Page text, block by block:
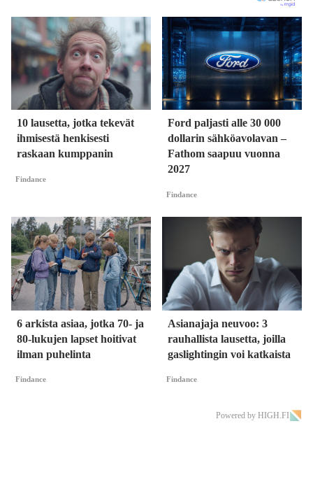
10 lausetta, jotka tekevät
ihmisestä henkisesti
raskaan kumppanin
Findance
Ford paljasti alle 30 000
dollarin sähköavolavan –
Fathom saapuu vuonna
2027
Findance
6 arkista asiaa, jotka 70- ja
80-lukujen lapset hoitivat
ilman puhelinta
Findance
Asianajaja neuvoo: 3
rauhallista lausetta, joilla
gaslightingin voi katkaista
Findance
Powered by HIGH.FI